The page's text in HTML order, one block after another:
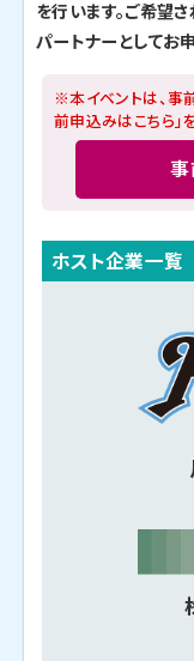
を行います。ご希望
パートナーとしてお
※本イベントは、事
前申込みはこちら」
事
ホスト企業一覧